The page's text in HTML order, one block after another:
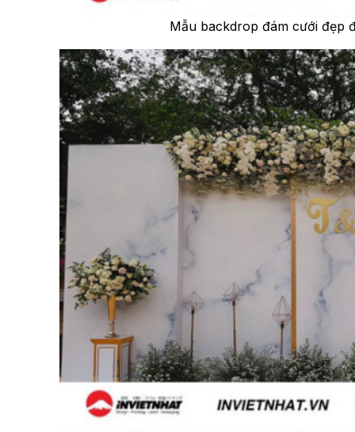
Mẫu backdrop đám cưới đẹp